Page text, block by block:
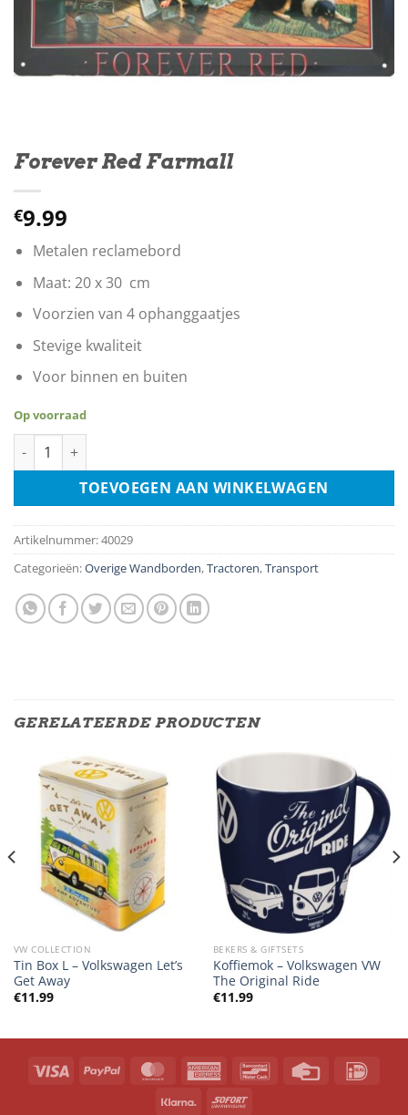
Forever Red Farmall
€9.99
Metalen reclamebord
Maat: 20 x 30 cm
Voorzien van 4 ophanggaatjes
Stevige kwaliteit
Voor binnen en buiten
Op voorraad
Forever Red Farmall aantal
TOEVOEGEN AAN WINKELWAGEN
Artikelnummer:40029
Categorieën:Overige Wandborden,Tractoren,Transport
GERELATEERDE PRODUCTEN
VW COLLECTION
Tin Box L – Volkswagen Let’s
Get Away
€11.99
BEKERS & GIFTSETS
Koffiemok – Volkswagen VW
The Original Ride
€11.99